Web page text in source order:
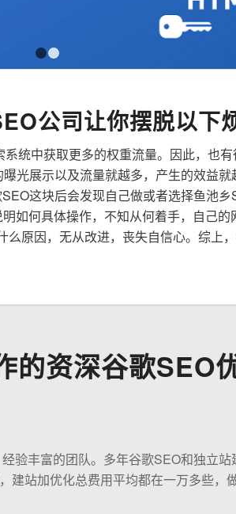
公司让你摆脱以下
统中获取更多的权重流量。因此，也
光展示以及流量就越多，产生的效益
这块后会发现自己做或者选择鱼池
如何具体操作，不知从何着手，自己
原因，无从改进，丧失自信心。综上
的资深谷歌SEO
验丰富的团队。多年谷歌SEO和独立
站加优化总费用平均都在一万多些